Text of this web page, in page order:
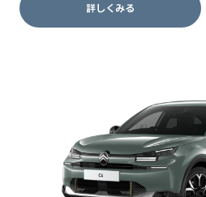
詳しくみる